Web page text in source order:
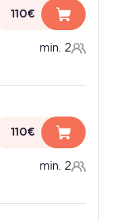
110€
min. 2
110€
min. 2